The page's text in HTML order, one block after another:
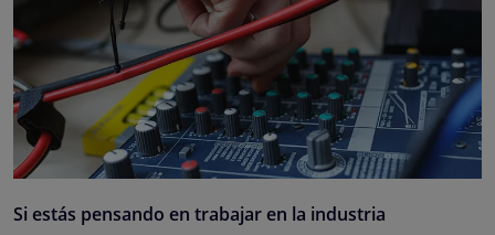
Si estás pensando en trabajar en la industria